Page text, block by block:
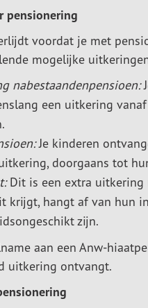
pensionering
voordat je met
mogelijke
nabestaandenpensioen:
een uitkering
Je kinderen
doorgaans tot
Dit is een extra uitkering
krijgt, hangt af van hun
zijn.
aan een Anw-
uitkering ontvangt.